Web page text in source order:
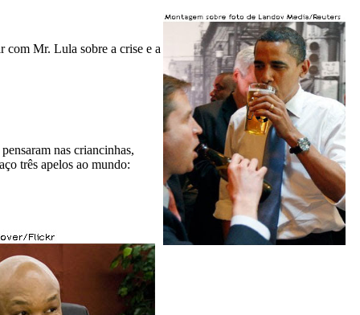
Mr. Lula sobre a crise e a
nas criancinhas,
três apelos ao mundo: